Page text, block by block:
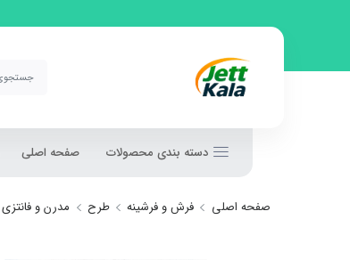
دسته بندی محصولات صفحه اصلی
صفحه اصلی فرش و فرشینه طرح مدرن و فانتزی